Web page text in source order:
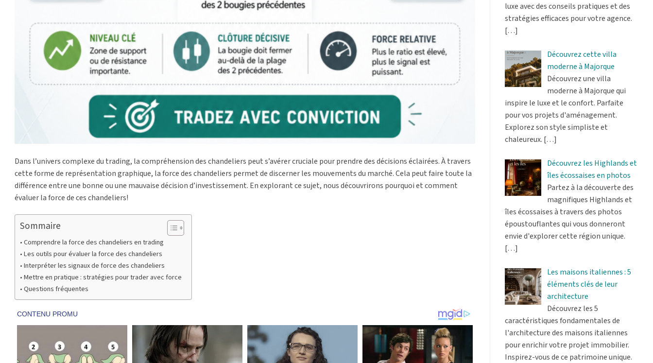
Dans l’univers complexe du trading, la compréhension des chandeliers peut s’avérer cruciale pour prendre des décisions éclairées. À travers
cette forme de représentation graphique, la force des chandeliers permet de discerner les mouvements du marché. Cela peut faire toute la
différence entre une bonne ou une mauvaise décision d’investissement. En explorant ce sujet, nous découvrirons pourquoi et comment
évaluer la force de ces chandeliers!
Sommaire
Comprendre la force des chandeliers en trading
Les outils pour évaluer la force des chandeliers
Interpréter les signaux de force des chandeliers
Mettre en pratique : stratégies pour trader avec force
Questions fréquentes
luxe avec des conseils pratiques et des
stratégies efficaces pour votre agence.
[…]
Découvrez cette villa
moderne à Majorque
Découvrez une villa
moderne à Majorque qui
inspire le luxe et le confort. Parfaite
pour vos projets d'aménagement.
Explorez son style simpliste et
chaleureux. […]
Découvrez les Highlands et
îles écossaises en photos
Partez à la découverte des
magnifiques Highlands et
îles écossaises à travers des photos
époustouflantes qui vous donneront
envie d'explorer cette région unique.
[…]
Les maisons italiennes : 5
éléments clés de leur
architecture
Découvrez les 5
caractéristiques fondamentales de
l'architecture des maisons italiennes
pour enrichir votre projet immobilier.
Inspirez-vous de ce patrimoine unique.